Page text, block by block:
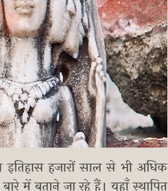
हजारों साल से भी अधिक
में बताने जा रहे हैं। यहाँ स्थापित